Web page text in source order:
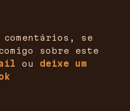
se
sobre este
ou deixe um